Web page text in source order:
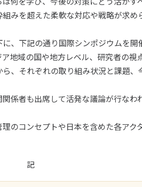
みを超えた柔軟な対応や戦略が求め
、下記の通り国際シンポジウムを
地域の国や地方レベル、研究者の
、それぞれの取り組み状況と課題
係者も出席して活発な議論が行な
のコンセプトや日本を含めた各ア
記